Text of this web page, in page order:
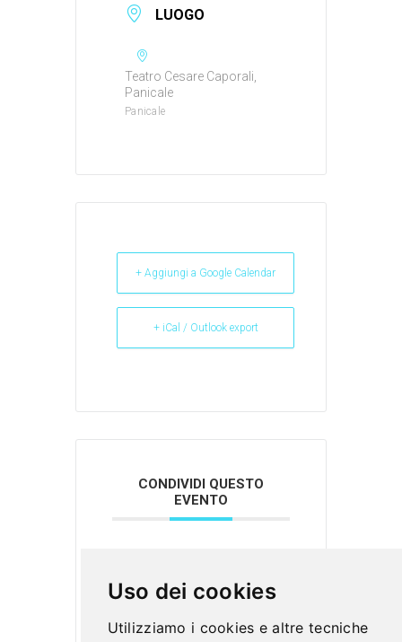
Uso dei cookies
Utilizziamo i cookies e altre tecniche
LUOGO
Teatro Cesare Caporali,
Panicale
Panicale
+ Aggiungi a Google Calendar
+ iCal / Outlook export
CONDIVIDI QUESTO
EVENTO